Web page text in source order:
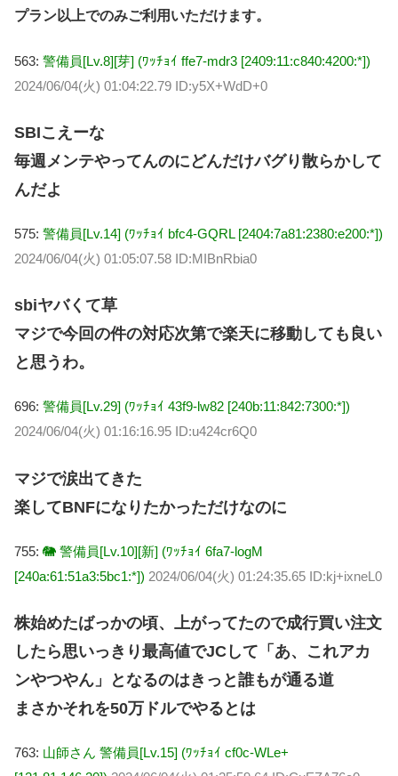
プラン以上でのみご利用いただけます。
563: 警備員[Lv.8][芽] (ﾜｯﾁｮｲ ffe7-mdr3 [2409:11:c840:4200:*])
2024/06/04(火) 01:04:22.79 ID:y5X+WdD+0
SBIこえーな
毎週メンテやってんのにどんだけバグり散らかして
んだよ
575: 警備員[Lv.14] (ﾜｯﾁｮｲ bfc4-GQRL [2404:7a81:2380:e200:*])
2024/06/04(火) 01:05:07.58 ID:MIBnRbia0
sbiヤバくて草
マジで今回の件の対応次第で楽天に移動しても良い
と思うわ。
696: 警備員[Lv.29] (ﾜｯﾁｮｲ 43f9-lw82 [240b:11:842:7300:*])
2024/06/04(火) 01:16:16.95 ID:u424cr6Q0
マジで涙出てきた
楽してBNFになりたかっただけなのに
755: 🐘 警備員[Lv.10][新] (ﾜｯﾁｮｲ 6fa7-logM
[240a:61:51a3:5bc1:*]) 2024/06/04(火) 01:24:35.65 ID:kj+ixneL0
株始めたばっかの頃、上がってたので成行買い注文
したら思いっきり最高値でJCして「あ、これアカ
ンやつやん」となるのはきっと誰もが通る道
まさかそれを50万ドルでやるとは
763: 山師さん 警備員[Lv.15] (ﾜｯﾁｮｲ cf0c-WLe+